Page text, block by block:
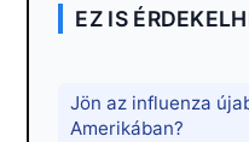
EZ IS
Jön az influenza
Amerikában?